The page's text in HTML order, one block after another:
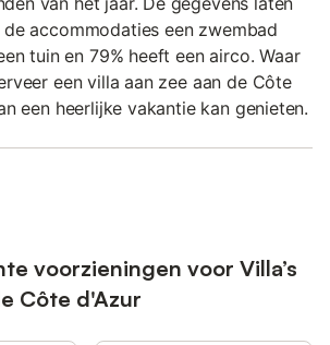
accommodaties een zwembad
tuin en 79% heeft een airco. Waar
een villa aan zee aan de Côte
een heerlijke vakantie kan genieten.
voorzieningen voor Villa’s
Côte d'Azur